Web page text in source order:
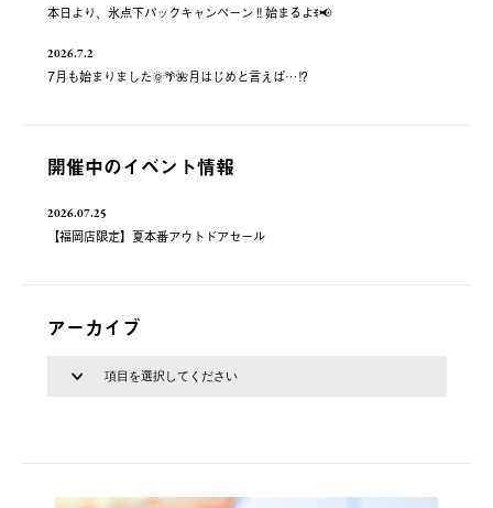
本日より、氷点下パックキャンペーン‼️始まるよꉂ📢
2026.7.2
7月も始まりました🌞🌴🌺月はじめと言えば…⁉️
開催中のイベント情報
2026.07.25
【福岡店限定】夏本番アウトドアセール
アーカイブ